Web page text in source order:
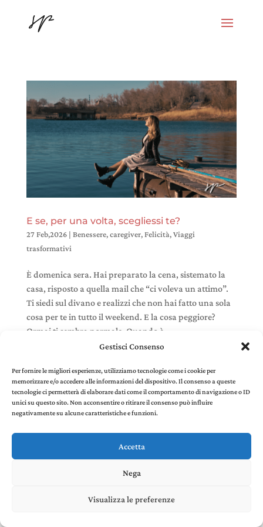
Gestisci Consenso
Per fornire le migliori esperienze, utilizziamo tecnologie come i cookie per
memorizzare e/o accedere alle informazioni del dispositivo. Il consenso a queste
tecnologie ci permetterà di elaborare dati come il comportamento di navigazione o ID
unici su questo sito. Non acconsentire o ritirare il consenso può influire
negativamente su alcune caratteristiche e funzioni.
Accetta
Nega
Visualizza le preferenze
E se, per una volta, scegliessi te?
27 Feb,2026| Benessere,caregiver,Felicità,Viaggi
trasformativi
È domenica sera. Hai preparato la cena, sistemato la
casa, risposto a quella mail che “ci voleva un attimo”.
Ti siedi sul divano e realizzi che non hai fatto una sola
cosa per te in tutto il weekend. E la cosa peggiore?
Ormai ti sembra normale. Quando è...
Stefania Panelli © 2022 - P. IVA 02385410507 |Privacy
and Cookie Policycreated by Environments di